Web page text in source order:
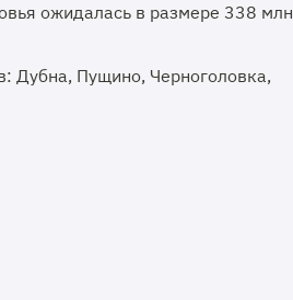
ожидалась в размере 338 млн
Дубна, Пущино, Черноголовка,